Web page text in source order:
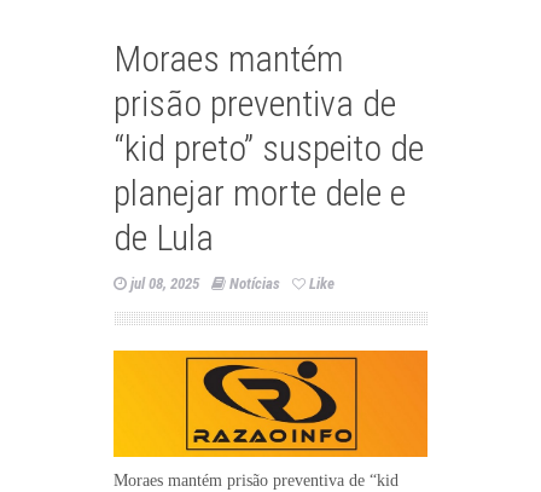
Moraes mantém
prisão preventiva de
“kid preto” suspeito de
planejar morte dele e
de Lula
jul 08, 2025 Notícias Like
Moraes mantém prisão preventiva de “kid